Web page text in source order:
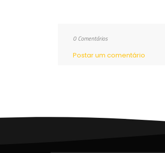
0 Comentários
Postar um comentário